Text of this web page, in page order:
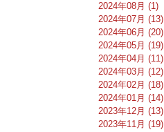
2024年08月 (1)
2024年07月 (13)
2024年06月 (20)
2024年05月 (19)
2024年04月 (11)
2024年03月 (12)
2024年02月 (18)
2024年01月 (14)
2023年12月 (13)
2023年11月 (19)